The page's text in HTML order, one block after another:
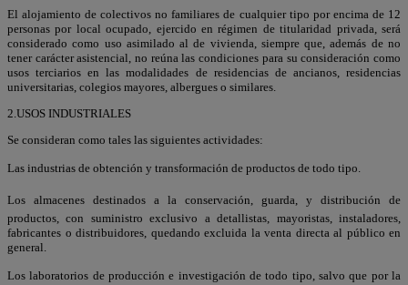
El alojamiento de colectivos no familiares de cualquier tipo por encima de 12
personas por local ocupado, ejercido en régimen de titularidad privada, será
considerado como uso asimilado al de vivienda, siempre que, además de no
tener carácter asistencial, no reúna las condiciones para su consideración como
usos terciarios en las modalidades de residencias de ancianos, residencias
universitarias, colegios mayores, albergues o similares.
2.USOS INDUSTRIALES
Se consideran como tales las siguientes actividades:
Las industrias de obtención y transformación de productos de todo tipo.
Los almacenes destinados a la conservación, guarda, y distribución de
productos, con suministro exclusivo a detallistas, mayoristas, instaladores,
fabricantes o distribuidores, quedando excluida la venta directa al público en
general.
Los laboratorios de producción e investigación de todo tipo, salvo que por la